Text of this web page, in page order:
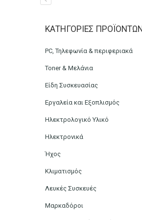
Βιβλίο
ΚΑΤΗΓΟΡΊΕΣ
PC, Τηλεφωνία & περιφεριακά
Toner & Μελάνια
Είδη Συσκευασίας
Εργαλεία και Εξοπλισμός
Ηλεκτρολογικό Υλικό
Ηλεκτρονικά
Ήχος
Κλιματισμός
Λευκές Συσκευές
Μαρκαδόροι